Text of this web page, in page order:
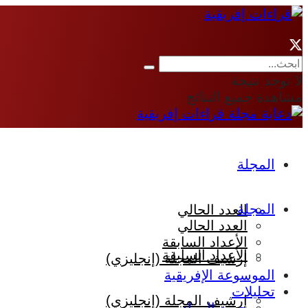
لا توجد نتيجة
مشاهدة جميع النتائج
المجلة
العدد الحالي
الأعداد السابقة
إرشيف المجلة (إنجليزي)
المجلة
العدد الحالي
الأعداد السابقة
إرشيف المجلة (إنجليزي)
الموسوعة الإفريقية
تحليلات